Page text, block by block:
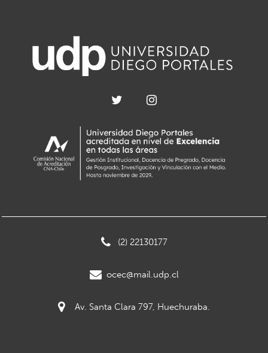
(2) 22130177
ocec@mail.udp.cl
Av. Santa Clara 797, Huechuraba.